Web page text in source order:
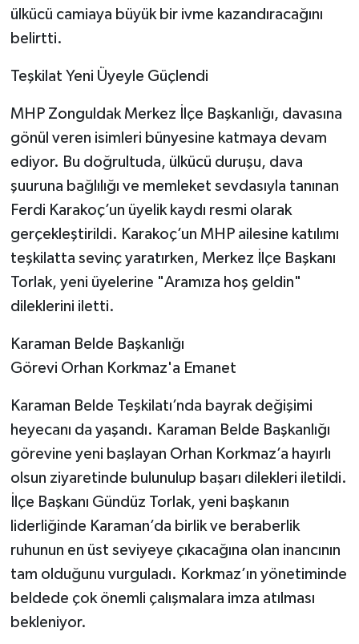
ülkücü camiaya büyük bir ivme kazandıracağını
belirtti.
​Teşkilat Yeni Üyeyle Güçlendi
​MHP Zonguldak Merkez İlçe Başkanlığı, davasına
gönül veren isimleri bünyesine katmaya devam
ediyor. Bu doğrultuda, ülkücü duruşu, dava
şuuruna bağlılığı ve memleket sevdasıyla tanınan
Ferdi Karakoç’un üyelik kaydı resmi olarak
gerçekleştirildi. Karakoç’un MHP ailesine katılımı
teşkilatta sevinç yaratırken, Merkez İlçe Başkanı
Torlak, yeni üyelerine "Aramıza hoş geldin"
dileklerini iletti.
​Karaman Belde Başkanlığı
Görevi Orhan Korkmaz'a Emanet
​Karaman Belde Teşkilatı’nda bayrak değişimi
heyecanı da yaşandı. Karaman Belde Başkanlığı
görevine yeni başlayan Orhan Korkmaz’a hayırlı
olsun ziyaretinde bulunulup başarı dilekleri iletildi.
İlçe Başkanı Gündüz Torlak, yeni başkanın
liderliğinde Karaman’da birlik ve beraberlik
ruhunun en üst seviyeye çıkacağına olan inancının
tam olduğunu vurguladı. Korkmaz’ın yönetiminde
beldede çok önemli çalışmalara imza atılması
bekleniyor.